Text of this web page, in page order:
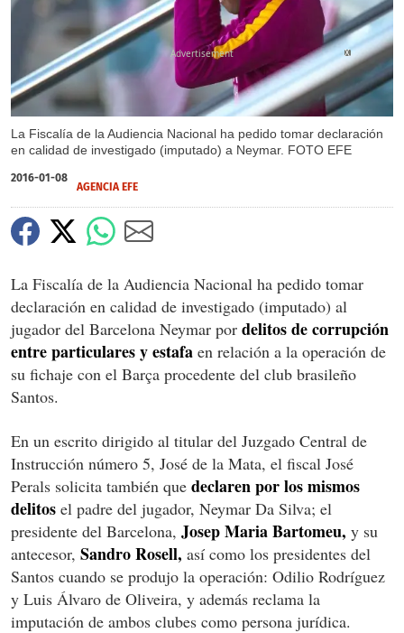
La Fiscalía de la Audiencia Nacional ha pedido tomar declaración
en calidad de investigado (imputado) a Neymar. FOTO EFE
X
2016-01-08
AGENCIA EFE
La Fiscalía de la Audiencia Nacional ha pedido tomar
declaración en calidad de investigado (imputado) al
jugador del Barcelona Neymar por delitos de corrupción
entre particulares y estafa en relación a la operación de
su fichaje con el Barça procedente del club brasileño
Santos.
En un escrito dirigido al titular del Juzgado Central de
Instrucción número 5, José de la Mata, el fiscal José
Perals solicita también que declaren por los mismos
delitos el padre del jugador, Neymar Da Silva; el
presidente del Barcelona, Josep Maria Bartomeu, y su
antecesor, Sandro Rosell, así como los presidentes del
Santos cuando se produjo la operación: Odilio Rodríguez
y Luis Álvaro de Oliveira, y además reclama la
imputación de ambos clubes como persona jurídica.